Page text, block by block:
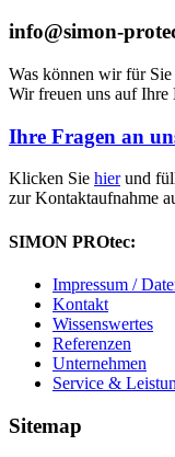
info@simon-
Was können wir für Sie
Wir freuen uns auf Ihre
Ihre Fragen an
Klicken Sie hierund
zur Kontaktaufnahme
SIMON PROtec:
Impressum /
Kontakt
Wissenswertes
Referenzen
Unternehmen
Service &
Sitemap